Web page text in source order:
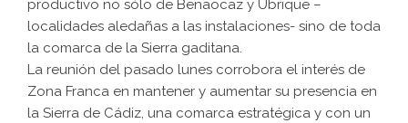
productivo no sólo de Benaocaz y Ubrique –
localidades aledañas a las instalaciones- sino de toda
la comarca de la Sierra gaditana.
La reunión del pasado lunes corrobora el interés de
Zona Franca en mantener y aumentar su presencia en
la Sierra de Cádiz, una comarca estratégica y con un